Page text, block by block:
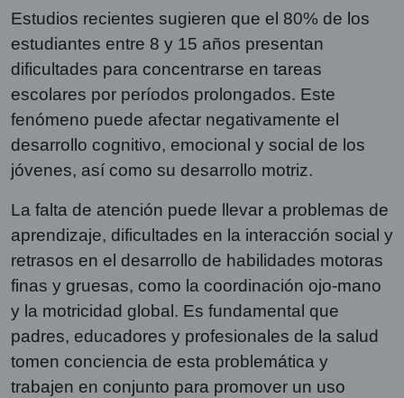
Estudios recientes sugieren que el 80% de los
estudiantes entre 8 y 15 años presentan
dificultades para concentrarse en tareas
escolares por períodos prolongados. Este
fenómeno puede afectar negativamente el
desarrollo cognitivo, emocional y social de los
jóvenes, así como su desarrollo motriz.
La falta de atención puede llevar a problemas de
aprendizaje, dificultades en la interacción social y
retrasos en el desarrollo de habilidades motoras
finas y gruesas, como la coordinación ojo-mano
y la motricidad global. Es fundamental que
padres, educadores y profesionales de la salud
tomen conciencia de esta problemática y
trabajen en conjunto para promover un uso